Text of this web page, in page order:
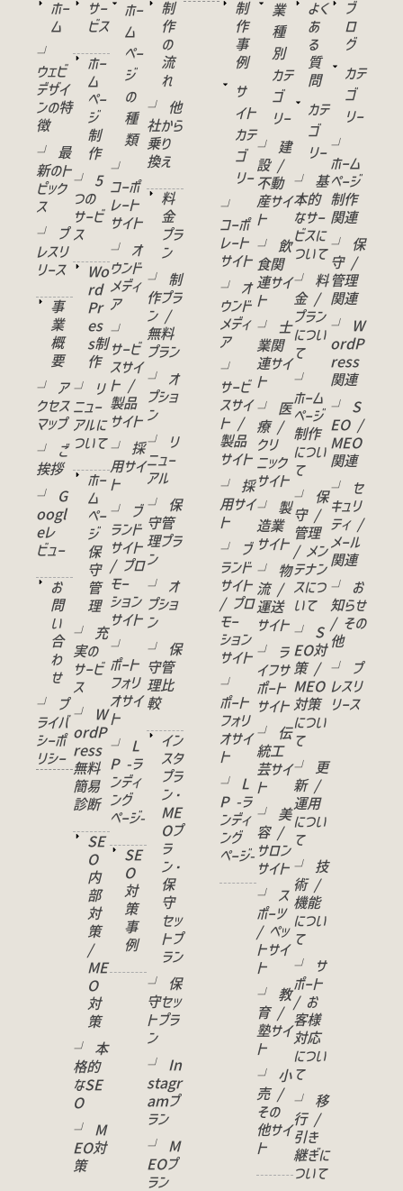
ホー
ム
└
ウェビ
デザイ
ンの特
徴
└ 最
新のト
ピック
ス
└ プ
レスリ
リース
事
業
概
要
└ ア
クセス
マップ
└ ご
挨拶
└ G
oogl
eレ
ビュー
お
問
い
合
わ
せ
└ プ
ライバ
シーポ
リシー
サー
ビス
ホー
ム
ペー
ジ
制
作
└ 5
つの
サービ
ス
Wo
rd
Pr
es
s制
作
└ リ
ニュー
アルに
ついて
ホー
ム
ペー
ジ
保
守
管
理
└ 充
実の
サービ
ス
└ W
ordP
ress
無料
簡易
診断
SE
O
内
部
対
策
/
ME
O
対
策
└ 本
格的
なSE
O
└ M
EO対
策
ホー
ム
ペー
ジ
の
種
類
└
コーポ
レート
サイト
└ オ
ウンド
メディ
ア
└
サービ
スサイ
ト /
製品
サイト
└ 採
用サイ
ト
└ ブ
ランド
サイト
/ プロ
モー
ション
サイト
└
ポート
フォリ
オサイ
ト
└ L
P -ラ
ンディ
ング
ページ-
SE
O
対
策
事
例
制
作
の
流
れ
└ 他
社から
乗り
換え
料
金
プラ
ン
└ 制
作プラ
ン /
無料
プラン
└ オ
プショ
ン
└ リ
ニュー
アル
└ 保
守管
理プラ
ン
└ オ
プショ
ン
└ 保
守管
理比
較
イン
スタ
プラ
ン・
ME
Oプ
ラ
ン・
保
守
セッ
トプ
ラン
└ 保
守セッ
トプラ
ン
└ In
stagr
amプ
ラン
└ M
EOプ
ラン
制
作
事
例
サ
イト
カテ
ゴ
リー
└
コーポ
レート
サイト
└ オ
ウンド
メディ
ア
└
サービ
スサイ
ト /
製品
サイト
└ 採
用サイ
ト
└ ブ
ランド
サイト
/ プロ
モー
ション
サイト
└
ポート
フォリ
オサイ
ト
└ L
P -ラ
ンディ
ング
ページ-
業
種
別
カテ
ゴ
リー
└ 建
設 /
不動
産サイ
ト
└ 飲
食関
連サイ
ト
└ 士
業関
連サイ
ト
└ 医
療 /
クリ
ニック
サイト
└ 製
造業
サイト
└ 物
流 /
運送
サイト
└ ラ
イフサ
ポート
サイト
└ 伝
統工
芸サイ
ト
└ 美
容 /
サロン
サイト
└ ス
ポーツ
/ ペッ
トサイ
ト
└ 教
育 /
塾サイ
ト
└ 小
売 /
その
他サイ
ト
よく
あ
る
質
問
カテ
ゴ
リー
└ 基
本的
なサー
ビスに
ついて
└ 料
金 /
プラン
につい
て
└
ホーム
ページ
制作
につい
て
└ 保
守 /
管理
/ メン
テナン
スにつ
いて
└ S
EO対
策 /
MEO
対策
につい
て
└ 更
新 /
運用
につい
て
└ 技
術 /
機能
につい
て
└ サ
ポート
/ お
客様
対応
につい
て
└ 移
行 /
引き
継ぎに
ついて
ブ
ロ
グ
カテ
ゴ
リー
└
ホーム
ページ
制作
関連
└ 保
守 /
管理
関連
└ W
ordP
ress
関連
└ S
EO /
MEO
関連
└ セ
キュリ
ティ /
メール
関連
└ お
知らせ
/ その
他
└ プ
レスリ
リース